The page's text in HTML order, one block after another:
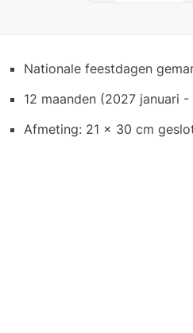
Nationale feestdagen
12 maanden (2027 januari
Afmeting: 21 x 30 cm